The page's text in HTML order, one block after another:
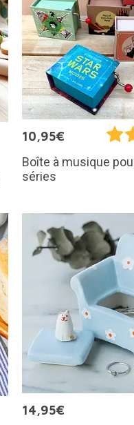
10,95€
Boîte à musique
séries
14,95€